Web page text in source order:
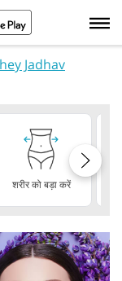
Jadhav
शरीर को बड़ा करें